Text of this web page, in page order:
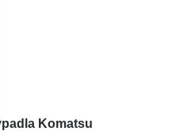
Komatsu